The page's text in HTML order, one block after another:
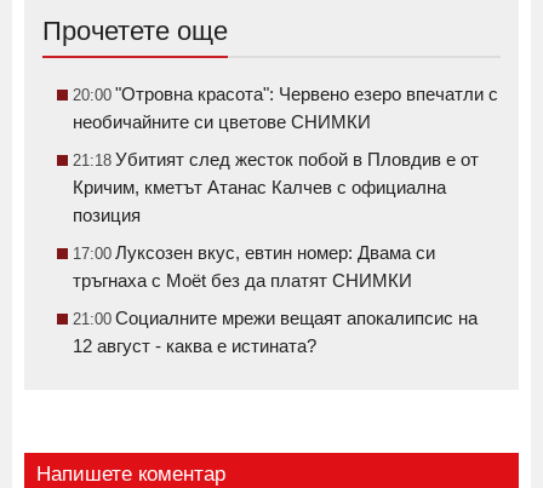
Прочетете още
20:00 "Отровна красота": Червено езеро впечатли с
необичайните си цветове СНИМКИ
21:18 Убитият след жесток побой в Пловдив е от
Кричим, кметът Атанас Калчев с официална
позиция
17:00 Луксозен вкус, евтин номер: Двама си
тръгнаха с Moët без да платят СНИМКИ
21:00 Социалните мрежи вещаят апокалипсис на
12 август - каква е истината?
Напишете коментар